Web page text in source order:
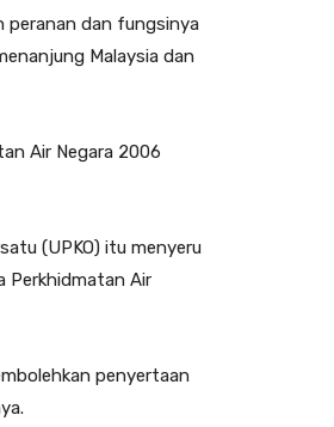
peranan dan fungsinya
Malaysia dan
Air Negara 2006
(UPKO) itu menyeru
Perkhidmatan Air
penyertaan